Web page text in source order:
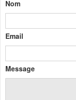
Nom
Email
Message